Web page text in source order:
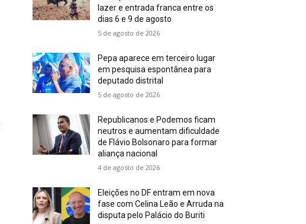
lazer e entrada franca entre os
dias 6 e 9 de agosto
5 de agosto de 2026
Pepa aparece em terceiro lugar
em pesquisa espontânea para
deputado distrital
5 de agosto de 2026
Republicanos e Podemos ficam
neutros e aumentam dificuldade
de Flávio Bolsonaro para formar
aliança nacional
4 de agosto de 2026
Eleições no DF entram em nova
fase com Celina Leão e Arruda na
disputa pelo Palácio do Buriti